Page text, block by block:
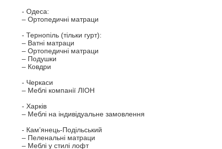
- Одеса:
– Ортопедичні матраци
- Тернопіль (тільки гурт):
– Ватні матраци
– Ортопедичні матраци
– Подушки
– Ковдри
- Черкаси
– Меблі компанії ЛІОН
- Харків
– Меблі на індивідуальне замовлення
- Кам’янець-Подільський
– Пеленальні матраци
– Меблі у стилі лофт